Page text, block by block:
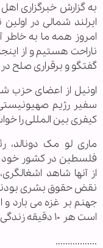
به گزارش خبرگزاری
ایرلند شمالی در
امروز همه ما به
ناراحت هستیم و از
گفتگو و برقراری صلح
اونیل از اعضای حزب
سفیر رژیم صهیونیستی
کیفری بین المللی را
ماری لو مک
فلسطین در کشور خود
از آنها شاهد
نقض حقوق بشری بودند
جهنم بر غزه می بارد
است هر ۱۰ دقیقه زندگی یک کودک پایان می یابد.
.................